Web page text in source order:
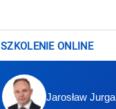
SZKOLENIE ONLINE
Jarosław Jurga